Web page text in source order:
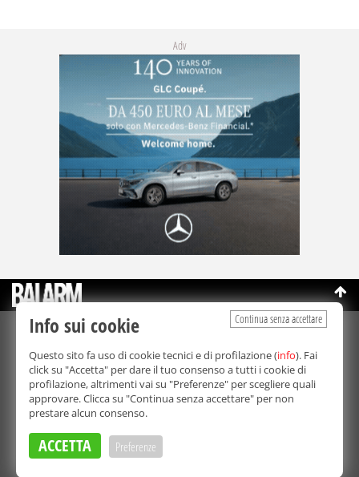
Adv
©Copyright 2003-2026
Bmedia Srl- P.IVA 07064240828
La riproduzione totale o parziale di tutti i contenuti, in qualunque
forma, su qualsiasi supporto è proibita.
Balarm.it è una testata giornalistica registrata. Autorizzazione del
Tribunale di Palermo n° 32 del 21/10/2003
Direttore responsabile:
Continua senza accettare
Info sui cookie
Questo sito fa uso di cookie tecnici e di profilazione (info). Fai
click su "Accetta" per dare il tuo consenso a tutti i cookie di
profilazione, altrimenti vai su "Preferenze" per scegliere quali
approvare. Clicca su "Continua senza accettare" per non
prestare alcun consenso.
ACCETTA Preferenze